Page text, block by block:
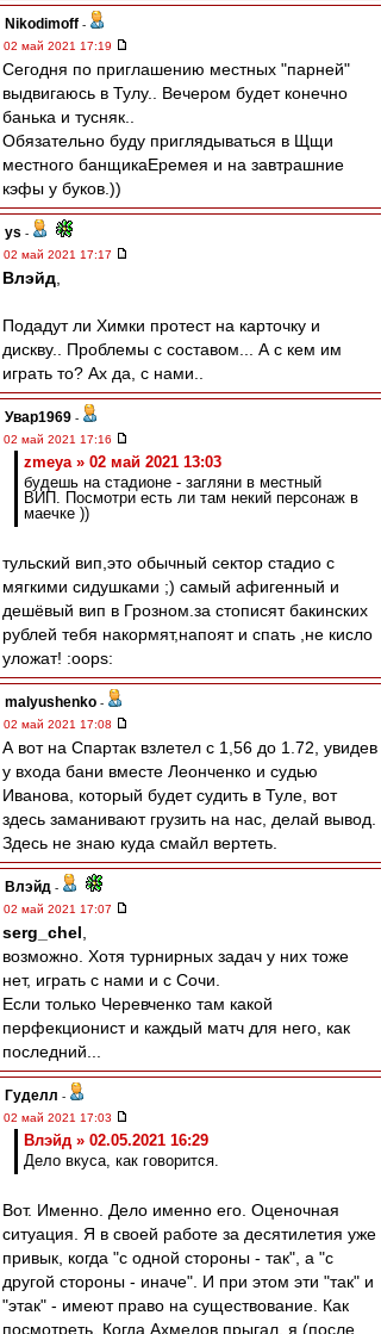
Nikodimoff -
02 май 2021 17:19
Сегодня по приглашению местных "парней"
выдвигаюсь в Тулу.. Вечером будет конечно
банька и тусняк..
Обязательно буду приглядываться в Щщи
местного банщикаЕремея и на завтрашние
кэфы у буков.))
ys -
02 май 2021 17:17
Влэйд
Подадут ли Химки протест на карточку и
дискву.. Проблемы с составом... А с кем им
играть то? Ах да, с нами..
Увар1969 -
02 май 2021 17:16
zmeya » 02 май 2021 13:03
будешь на стадионе - загляни в местный
ВИП. Посмотри есть ли там некий персонаж в
маечке ))
тульский вип,это обычный сектор стадио с
мягкими сидушками ;) самый афигенный и
дешёвый вип в Грозном.за стописят бакинских
рублей тебя накормят,напоят и спать ,не кисло
уложат! :oops:
malyushenko -
02 май 2021 17:08
А вот на Спартак взлетел с 1,56 до 1.72, увидев
у входа бани вместе Леонченко и судью
Иванова, который будет судить в Туле, вот
здесь заманивают грузить на нас, делай вывод.
Здесь не знаю куда смайл вертеть.
Влэйд -
02 май 2021 17:07
serg_chel
возможно. Хотя турнирных задач у них тоже
нет, играть с нами и с Сочи.
Если только Черевченко там какой
перфекционист и каждый матч для него, как
последний...
Гуделл -
02 май 2021 17:03
Влэйд » 02.05.2021 16:29
Дело вкуса, как говорится.
Вот. Именно. Дело именно его. Оценочная
ситуация. Я в своей работе за десятилетия уже
привык, когда "с одной стороны - так", а "с
другой стороны - иначе". И при этом эти "так" и
"этак" - имеют право на существование. Как
посмотреть. Когда Ахмедов прыгал, я (после